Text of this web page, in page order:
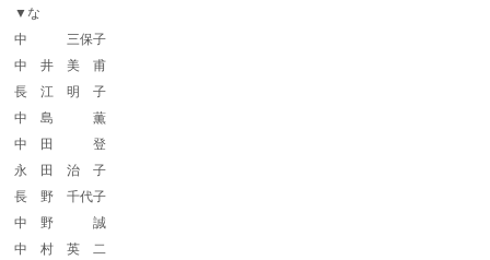
▼な
中 三保子
中 井 美 甫
長 江 明 子
中 島 薫
中 田 登
永 田 治 子
長 野 千代子
中 野 誠
中 村 英 二